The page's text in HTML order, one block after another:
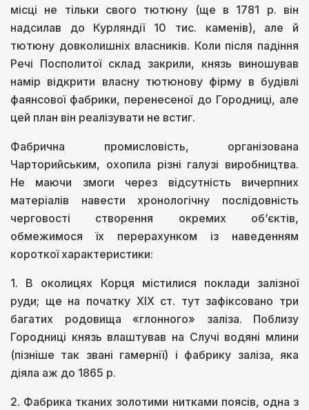
місці не тільки свого тютюну (ще в 1781 р. він
надсилав до Курляндії 10 тис. каменів), але й
тютюну довколишніх власників. Коли після падіння
Речі Посполитої склад закрили, князь виношував
намір відкрити власну тютюнову фірму в будівлі
фаянсової фабрики, перенесеної до Городниці, але
цей план він реалізувати не встиг.
Фабрична промисловість, організована
Чарторийським, охопила різні галузі виробництва.
Не маючи змоги через відсутність вичерпних
матеріалів навести хронологічну послідовність
черговості створення окремих об’єктів,
обмежимося їх перерахунком із наведенням
короткої характеристики:
1. В околицях Корця містилися поклади залізної
руди; ще на початку ХІХ ст. тут зафіксовано три
багатих родовища «глонного» заліза. Поблизу
Городниці князь влаштував на Случі водяні млини
(пізніше так звані гамернії) і фабрику заліза, яка
діяла аж до 1865 р.
2. Фабрика тканих золотими нитками поясів, одна з